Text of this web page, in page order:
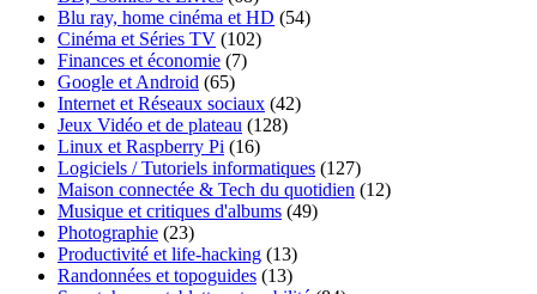
Blu ray, home cinéma et HD (54)
Cinéma et Séries TV (102)
Finances et économie (7)
Google et Android (65)
Internet et Réseaux sociaux (42)
Jeux Vidéo et de plateau (128)
Linux et Raspberry Pi (16)
Logiciels / Tutoriels informatiques (127)
Maison connectée & Tech du quotidien (12)
Musique et critiques d'albums (49)
Photographie (23)
Productivité et life-hacking (13)
Randonnées et topoguides (13)